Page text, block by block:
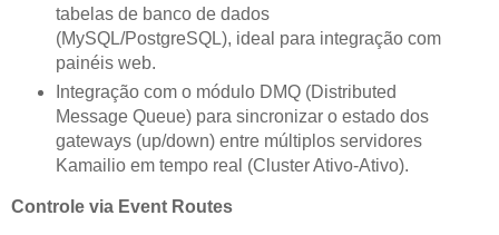
tabelas de banco de dados
(MySQL/PostgreSQL), ideal para integração com
painéis web.
Integração com o módulo DMQ (Distributed
Message Queue) para sincronizar o estado dos
gateways (up/down) entre múltiplos servidores
Kamailio em tempo real (Cluster Ativo-Ativo).
Controle via Event Routes